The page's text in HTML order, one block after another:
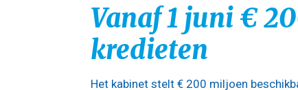
Vanaf 1 juni €
kredieten
Het kabinet stelt € 200 miljoen